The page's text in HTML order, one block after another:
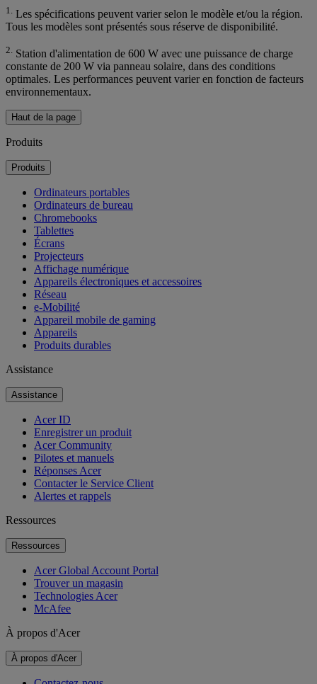
1.
Les spécifications peuvent varier selon le modèle et/ou la région.
Tous les modèles sont présentés sous réserve de disponibilité.
2. Station d'alimentation de 600 W avec une puissance de charge
constante de 200 W via panneau solaire, dans des conditions
optimales. Les performances peuvent varier en fonction de facteurs
environnementaux.
Haut de la page
Produits
Produits
Ordinateurs portables
Ordinateurs de bureau
Chromebooks
Tablettes
Écrans
Projecteurs
Affichage numérique
Appareils électroniques et accessoires
Réseau
e-Mobilité
Appareil mobile de gaming
Appareils
Produits durables
Assistance
Assistance
Acer ID
Enregistrer un produit
Acer Community
Pilotes et manuels
Réponses Acer
Contacter le Service Client
Alertes et rappels
Ressources
Ressources
Acer Global Account Portal
Trouver un magasin
Technologies Acer
McAfee
À propos d'Acer
À propos d'Acer